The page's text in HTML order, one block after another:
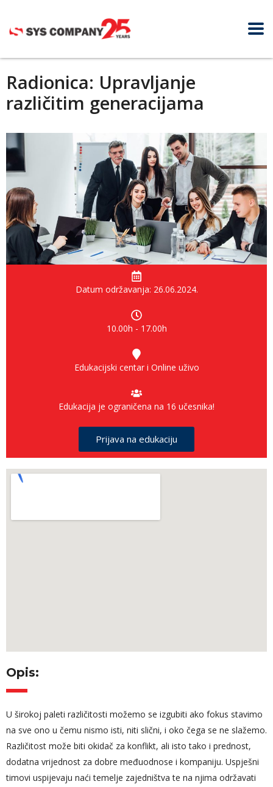
Radionica: Upravljanje
različitim generacijama
Datum održavanja: 26.06.2024.
10.00h - 17.00h
Edukacijski centar i Online uživo
Edukacija je ograničena na 16 učesnika!
Prijava na edukaciju
Opis:
U širokoj paleti različitosti možemo se izgubiti ako fokus stavimo
na sve ono u čemu nismo isti, niti slični, i oko čega se ne slažemo.
Različitost može biti okidač za konflikt, ali isto tako i prednost,
dodatna vrijednost za dobre međuodnose i kompaniju. Uspješni
timovi uspijevaju naći temelje zajedništva te na njima održavati